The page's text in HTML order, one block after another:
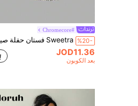
Chromecore#
%20-
JOD11.36
بعد الكوبون